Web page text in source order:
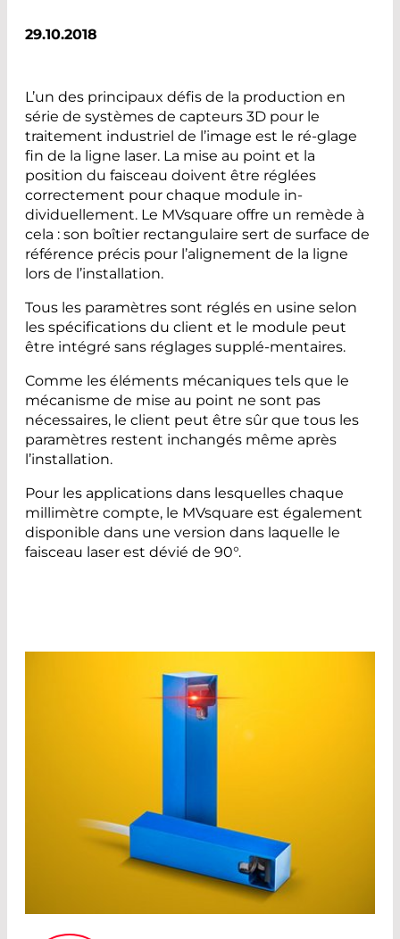
29.10.2018
L’un des principaux défis de la production en
série de systèmes de capteurs 3D pour le
traitement industriel de l’image est le ré-glage
fin de la ligne laser. La mise au point et la
position du faisceau doivent être réglées
correctement pour chaque module in-
dividuellement. Le MVsquare offre un remède à
cela : son boîtier rectangulaire sert de surface de
référence précis pour l’alignement de la ligne
lors de l’installation.
Tous les paramètres sont réglés en usine selon
les spécifications du client et le module peut
être intégré sans réglages supplé-mentaires.
Comme les éléments mécaniques tels que le
mécanisme de mise au point ne sont pas
nécessaires, le client peut être sûr que tous les
paramètres restent inchangés même après
l’installation.
Pour les applications dans lesquelles chaque
millimètre compte, le MVsquare est également
disponible dans une version dans laquelle le
faisceau laser est dévié de 90°.